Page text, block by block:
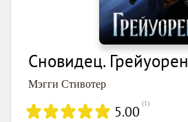
Сновидец. Грейуорен
Мэгги Стивотер
5.00 (1)